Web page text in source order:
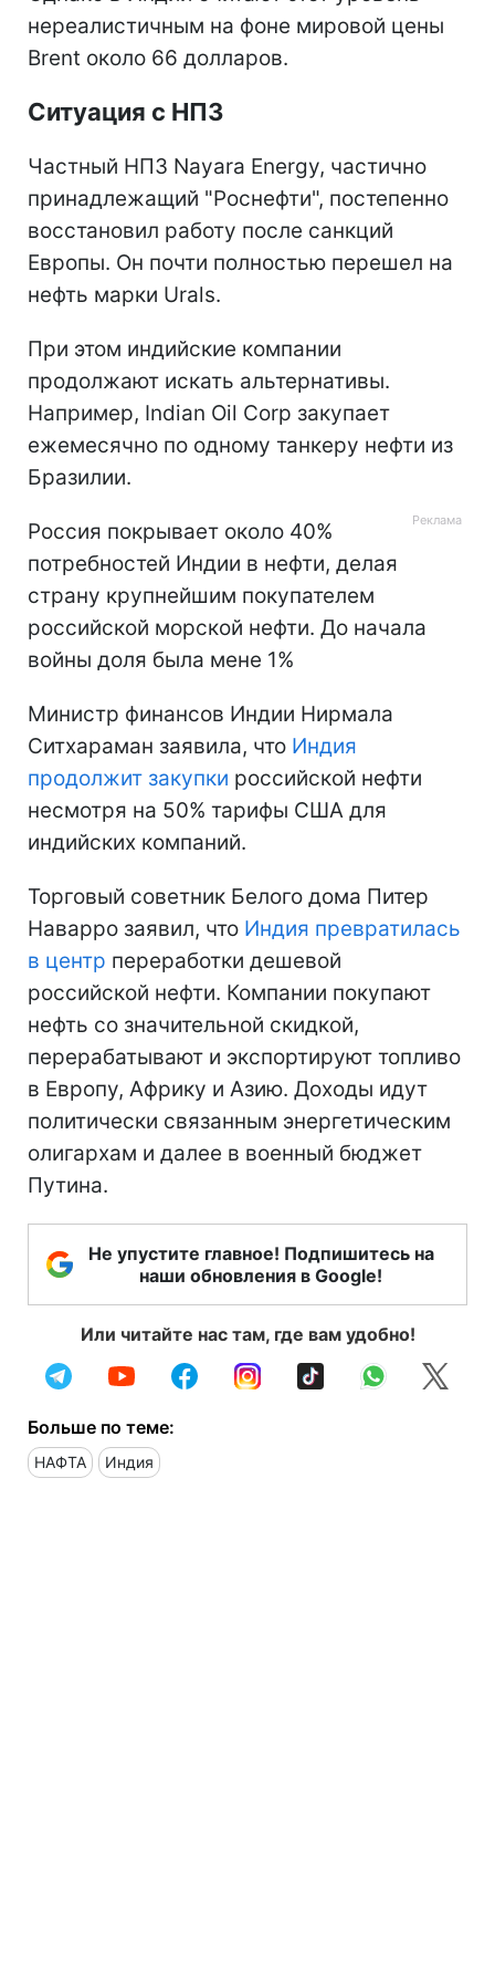
нереалистичным на фоне мировой цены
Brent около 66 долларов.
Ситуация с НПЗ
Частный НПЗ Nayara Energy, частично
принадлежащий "Роснефти", постепенно
восстановил работу после санкций
Европы. Он почти полностью перешел на
нефть марки Urals.
При этом индийские компании
продолжают искать альтернативы.
Например, Indian Oil Corp закупает
ежемесячно по одному танкеру нефти из
Бразилии.
Россия покрывает около 40%
потребностей Индии в нефти, делая
страну крупнейшим покупателем
российской морской нефти. До начала
войны доля была мене 1%
Министр финансов Индии Нирмала
Ситхараман заявила, что Индия
продолжит закупки российской нефти
несмотря на 50% тарифы США для
индийских компаний.
Торговый советник Белого дома Питер
Наварро заявил, что Индия превратилась
в центр переработки дешевой
российской нефти. Компании покупают
нефть со значительной скидкой,
перерабатывают и экспортируют топливо
в Европу, Африку и Азию. Доходы идут
политически связанным энергетическим
олигархам и далее в военный бюджет
Путина.
Не упустите главное! Подпишитесь на
наши обновления в Google!
Или читайте нас там, где вам удобно!
Больше по теме:
НАФТА Индия